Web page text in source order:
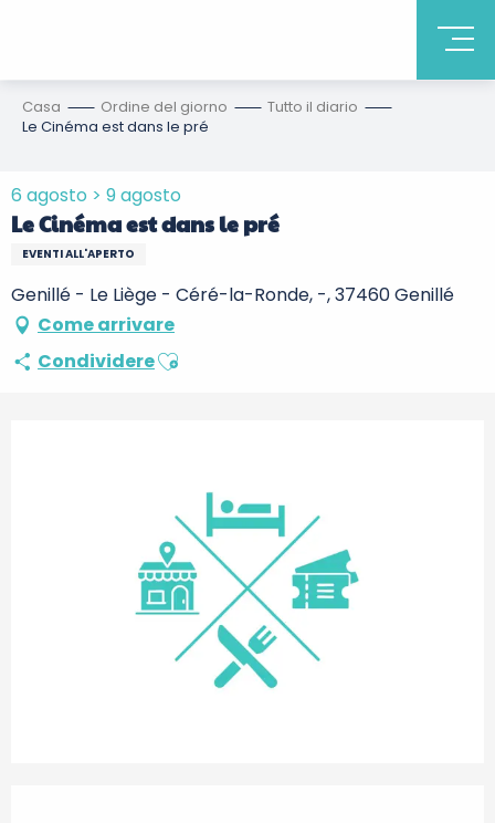
Casa Ordine del giorno
Tutto il diario
Le Cinéma est dans le pré
6 agosto > 9 agosto
Le Cinéma est dans le pré
EVENTI ALL'APERTO
Genillé - Le Liège - Céré-la-Ronde, -, 37460 Genillé
Come arrivare
CondividereAjouter aux favoris